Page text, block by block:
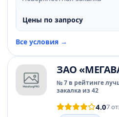
Цены по запросу
Все условия →
ЗАО
№ 7 в рейтинге
закалка из 42
4.07